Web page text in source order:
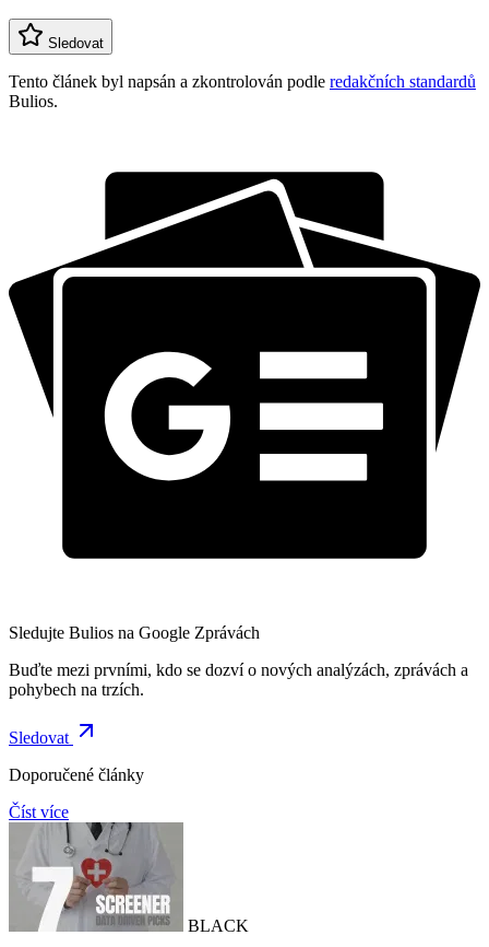
Sledovat
Tento článek byl napsán a zkontrolován podle redakčních standardů
Bulios.
Sledujte Bulios na Google Zprávách
Buďte mezi prvními, kdo se dozví o nových analýzách, zprávách a
pohybech na trzích.
Sledovat
Doporučené články
Číst více
BLACK